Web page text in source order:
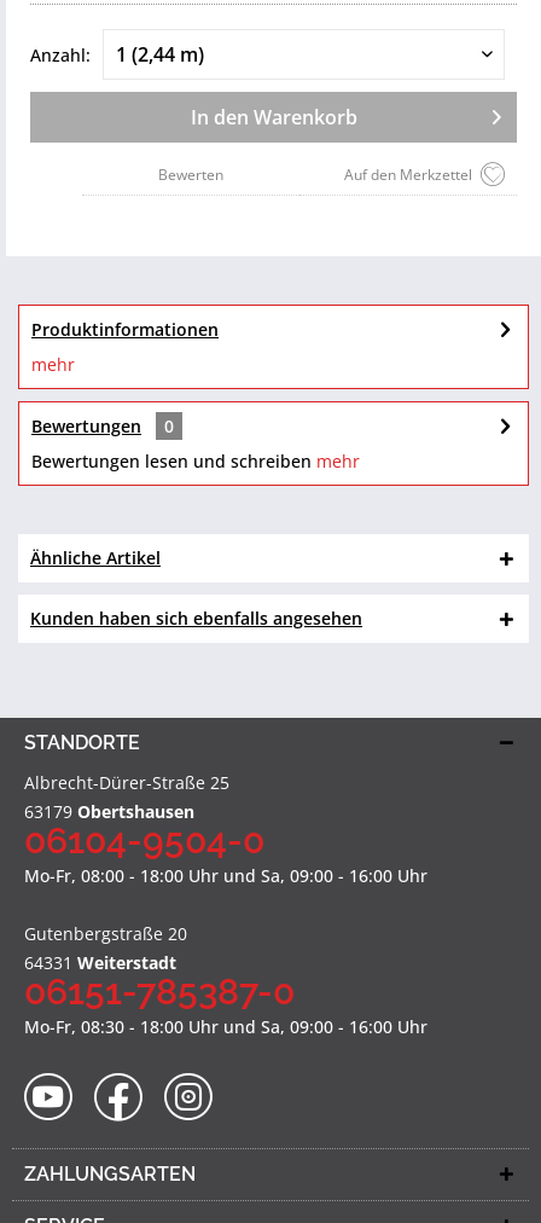
Anzahl:
In den Warenkorb
Auf den Merkzettel
Bewerten
Produktinformationen
mehr
Bewertungen
0
Bewertungen lesen und schreiben mehr
Ähnliche Artikel
Kunden haben sich ebenfalls angesehen
STANDORTE
Albrecht-Dürer-Straße 25
63179 Obertshausen
06104-9504-0
Mo-Fr, 08:00 - 18:00 Uhr und Sa, 09:00 - 16:00 Uhr
Gutenbergstraße 20
64331 Weiterstadt
06151-785387-0
Mo-Fr, 08:30 - 18:00 Uhr und Sa, 09:00 - 16:00 Uhr
ZAHLUNGSARTEN